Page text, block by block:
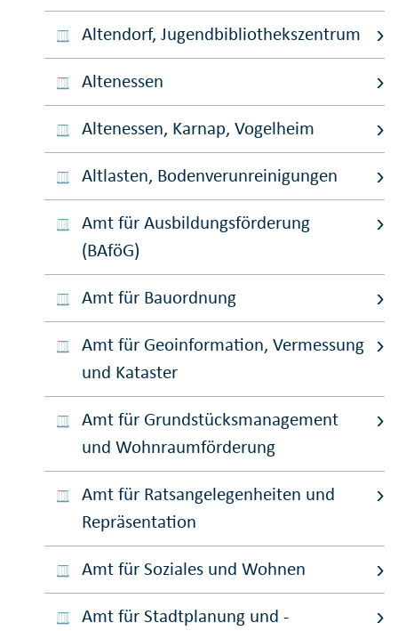
Altendorf, Jugendbibliothekszentrum
Altenessen
Altenessen, Karnap, Vogelheim
Altlasten, Bodenverunreinigungen
Amt für Ausbildungsförderung
(BAföG)
Amt für Bauordnung
Amt für Geoinformation, Vermessung
und Kataster
Amt für Grundstücksmanagement
und Wohnraumförderung
Amt für Ratsangelegenheiten und
Repräsentation
Amt für Soziales und Wohnen
Amt für Stadtplanung und -